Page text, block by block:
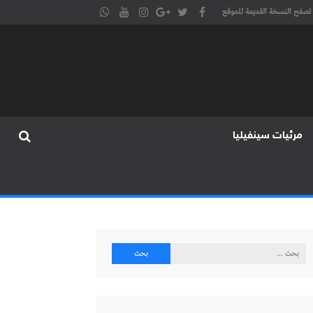
تصفح النسخة القديمة للموقع
مرئيات سينفيليا
البحث